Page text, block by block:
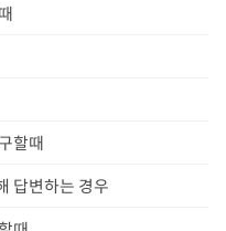
할때
답변하는 경우